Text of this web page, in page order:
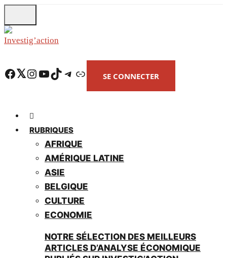
to
main
Facebook Twitter Instagram YouTube TikTok Telegram Lien SE CONNECTER
RUBRIQUES
AFRIQUE
AMÉRIQUE LATINE
ASIE
BELGIQUE
CULTURE
ECONOMIE
NOTRE SÉLECTION DES MEILLEURS
ARTICLES D’ANALYSE ÉCONOMIQUE